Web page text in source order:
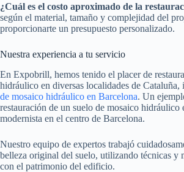
¿Cuál es el costo aproximado de la
según el material, tamaño y complejidad del
proporcionarte un presupuesto personalizado.
Nuestra experiencia a tu servicio
En Expobrill, hemos tenido el placer de
hidráulico en diversas localidades de Cataluña,
de mosaico hidráulico en Barcelona. Un
restauración de un suelo de mosaico
modernista en el centro de Barcelona.
Nuestro equipo de expertos trabajó
belleza original del suelo, utilizando técnicas y
con el patrimonio del edificio.